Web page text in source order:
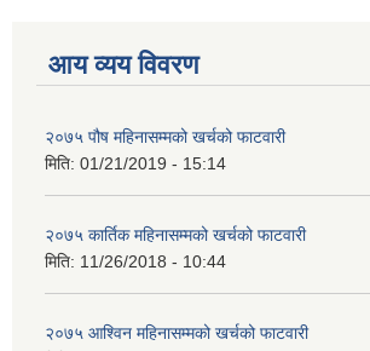
आय व्यय विवरण
२०७५ पौष महिनासम्मको खर्चको फाटवारी
मिति: 01/21/2019 - 15:14
२०७५ कार्तिक महिनासम्मको खर्चको फाटवारी
मिति: 11/26/2018 - 10:44
२०७५ आश्विन महिनासम्मको खर्चको फाटवारी